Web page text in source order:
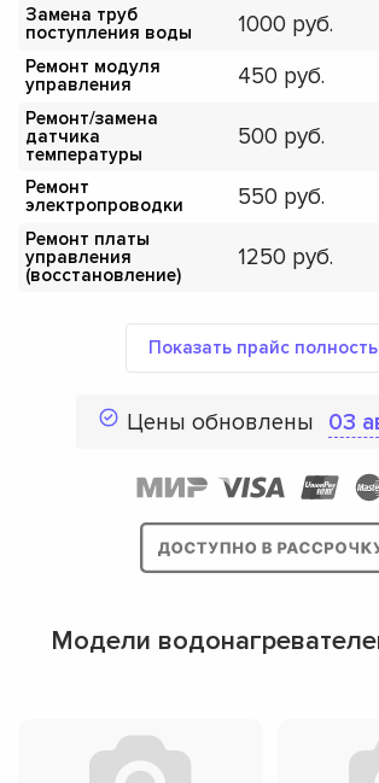
Замена труб
поступления воды
1000
Ремонт модуля
управления
450
Ремонт/замена
датчика
температуры
500
Ремонт
электропроводки
550
Ремонт платы
управления
(восстановление)
1250
Показать прайс
Цены обновлены 03
Модели